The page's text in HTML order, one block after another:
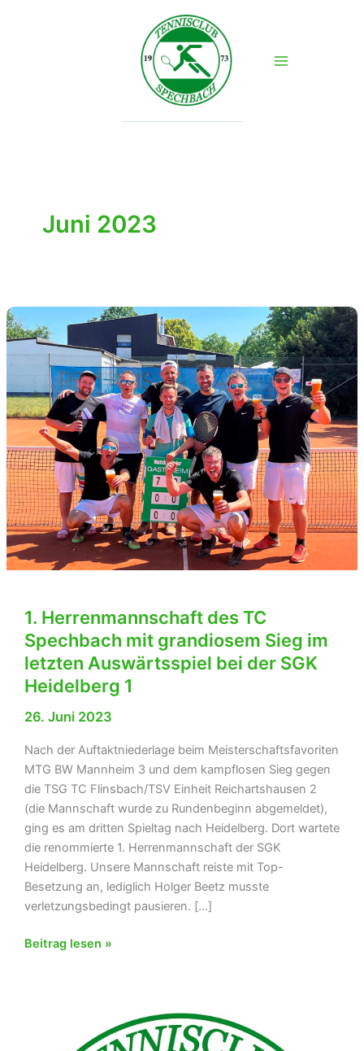
Juni 2023
1. Herrenmannschaft des TC
Spechbach mit grandiosem Sieg im
letzten Auswärtsspiel bei der SGK
Heidelberg 1
26. Juni 2023
Nach der Auftaktniederlage beim Meisterschaftsfavoriten
MTG BW Mannheim 3 und dem kampflosen Sieg gegen
die TSG TC Flinsbach/TSV Einheit Reichartshausen 2
(die Mannschaft wurde zu Rundenbeginn abgemeldet),
ging es am dritten Spieltag nach Heidelberg. Dort wartete
die renommierte 1. Herrenmannschaft der SGK
Heidelberg. Unsere Mannschaft reiste mit Top-
Besetzung an, lediglich Holger Beetz musste
verletzungsbedingt pausieren. […]
1.
Beitrag lesen »